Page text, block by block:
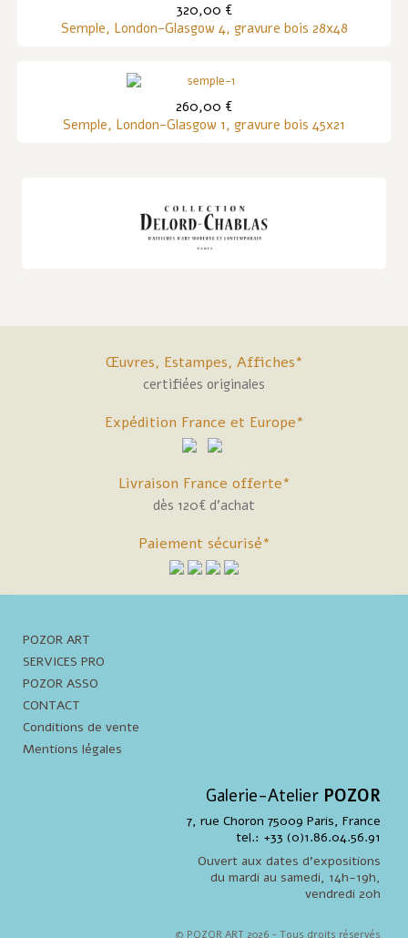
320,00 €
Semple, London-Glasgow 4, gravure bois 28x48
260,00 €
Semple, London-Glasgow 1, gravure bois 45x21
Œuvres, Estampes, Affiches*
certifiées originales
Expédition France et Europe*
Livraison France offerte*
dès 120€ d'achat
Paiement sécurisé*
POZOR ART
SERVICES PRO
POZOR ASSO
CONTACT
Conditions de vente
Mentions légales
Galerie-Atelier POZOR
7, rue Choron 75009 Paris, France
tel.: +33 (0)1.86.04.56.91
Ouvert aux dates d'expositions
du mardi au samedi, 14h-19h,
vendredi 20h
© POZOR ART 2026 - Tous droits réservés